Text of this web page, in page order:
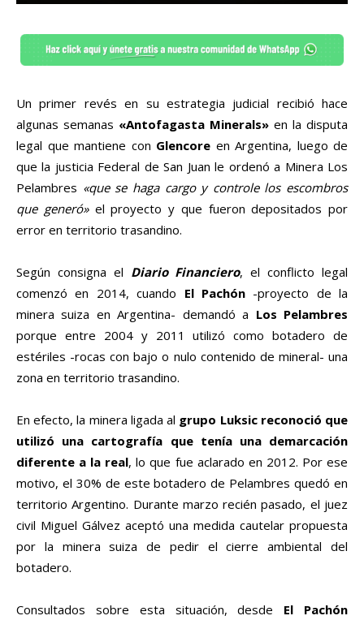
Un primer revés en su estrategia judicial recibió hace
algunas semanas «Antofagasta Minerals» en la disputa
legal que mantiene con Glencore en Argentina, luego de
que la justicia Federal de San Juan le ordenó a Minera Los
Pelambres «que se haga cargo y controle los escombros
que generó»el proyecto y que fueron depositados por
error en territorio trasandino.
Según consigna el Diario Financiero, el conflicto legal
comenzó en 2014, cuando El Pachón-proyecto de la
minera suiza en Argentina- demandó a Los Pelambres
porque entre 2004 y 2011 utilizó como botadero de
estériles -rocas con bajo o nulo contenido de mineral- una
zona en territorio trasandino.
En efecto, la minera ligada al grupo Luksic reconoció que
utilizó una cartografía que tenía una demarcación
diferente a la real, lo que fue aclarado en 2012. Por ese
motivo, el 30% de este botadero de Pelambres quedó en
territorio Argentino. Durante marzo recién pasado, el juez
civil Miguel Gálvez aceptó una medida cautelar propuesta
por la minera suiza de pedir el cierre ambiental del
botadero.
Consultados sobre esta situación, desde El Pachón